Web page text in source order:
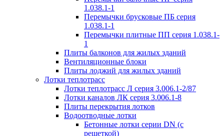
1.038.1-1
Перемычки брусковые ПБ серия
1.038.1-1
Перемычки плитные ПП серия 1.038.1-
1
Плиты балконов для жилых зданий
Вентиляционные блоки
Плиты лоджий для жилых зданий
Лотки теплотрасс
Лотки теплотрасс Л серия 3.006.1-2/87
Лотки каналов ЛК серия 3.006.1-8
Плиты перекрытия лотков
Водоотводные лотки
Бетонные лотки серии DN (с
решеткой)